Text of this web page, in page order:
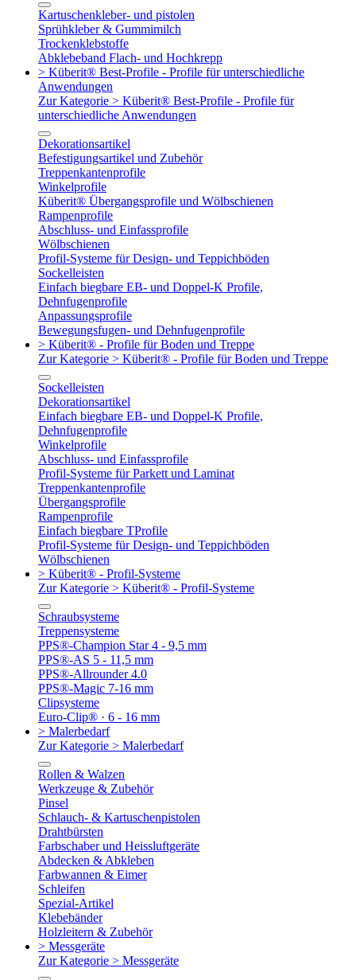
Kartuschenkleber- und pistolen
Sprühkleber & Gummimilch
Trockenklebstoffe
Abklebeband Flach- und Hochkrepp
> Küberit® Best-Profile - Profile für unterschiedliche
Anwendungen
Zur Kategorie > Küberit® Best-Profile - Profile für
unterschiedliche Anwendungen
Dekorationsartikel
Befestigungsartikel und Zubehör
Treppenkantenprofile
Winkelprofile
Küberit® Übergangsprofile und Wölbschienen
Rampenprofile
Abschluss- und Einfassprofile
Wölbschienen
Profil-Systeme für Design- und Teppichböden
Sockelleisten
Einfach biegbare EB- und Doppel-K Profile,
Dehnfugenprofile
Anpassungsprofile
Bewegungsfugen- und Dehnfugenprofile
> Küberit® - Profile für Boden und Treppe
Zur Kategorie > Küberit® - Profile für Boden und Treppe
Sockelleisten
Dekorationsartikel
Einfach biegbare EB- und Doppel-K Profile,
Dehnfugenprofile
Winkelprofile
Abschluss- und Einfassprofile
Profil-Systeme für Parkett und Laminat
Treppenkantenprofile
Übergangsprofile
Rampenprofile
Einfach biegbare TProfile
Profil-Systeme für Design- und Teppichböden
Wölbschienen
> Küberit® - Profil-Systeme
Zur Kategorie > Küberit® - Profil-Systeme
Schraubsysteme
Treppensysteme
PPS®-Champion Star 4 - 9,5 mm
PPS®-AS 5 - 11,5 mm
PPS®-Allrounder 4.0
PPS®-Magic 7-16 mm
Clipsysteme
Euro-Clip® · 6 - 16 mm
> Malerbedarf
Zur Kategorie > Malerbedarf
Rollen & Walzen
Werkzeuge & Zubehör
Pinsel
Schlauch- & Kartuschenpistolen
Drahtbürsten
Farbschaber und Heissluftgeräte
Abdecken & Abkleben
Farbwannen & Eimer
Schleifen
Spezial-Artikel
Klebebänder
Holzleitern & Zubehör
> Messgeräte
Zur Kategorie > Messgeräte